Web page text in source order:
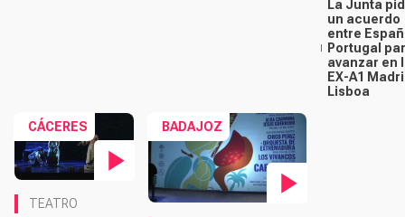
La Junta
un acuerdo
entre
Portugal
avanzar en
EX-A1
Lisboa
CÁCERES
TEATRO
BADAJOZ